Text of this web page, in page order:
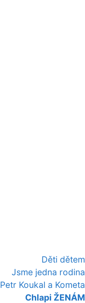
Děti dětem
Jsme jedna rodina
Petr Koukal a Kometa
Chlapi ŽENÁM